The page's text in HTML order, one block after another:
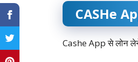
CASHe
Cashe App से लोन लेने